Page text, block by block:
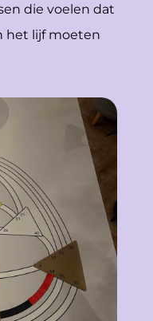
die voelen dat
het lijf moeten